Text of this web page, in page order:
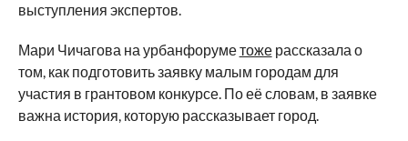
выступления экспертов.
Мари Чичагова на урбанфоруметожерассказала о
том, как подготовить заявку малым городам для
участия в грантовом конкурсе. По её словам, в заявке
важна история, которую рассказывает город.